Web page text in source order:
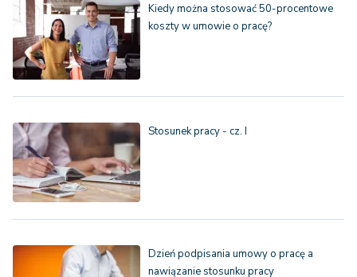
Kiedy można stosować 50-procentowe
koszty w umowie o pracę?
Stosunek pracy - cz. I
Dzień podpisania umowy o pracę a
nawiązanie stosunku pracy